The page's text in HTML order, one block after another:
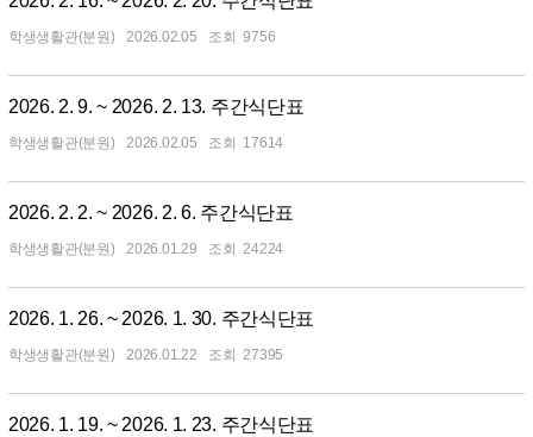
학생생활관(분원) 2026.02.05 9756
2026. 2. 9. ~ 2026. 2. 13. 주간식단표
학생생활관(분원) 2026.02.05 17614
2026. 2. 2. ~ 2026. 2. 6. 주간식단표
학생생활관(분원) 2026.01.29 24224
2026. 1. 26. ~ 2026. 1. 30. 주간식단표
학생생활관(분원) 2026.01.22 27395
2026. 1. 19. ~ 2026. 1. 23. 주간식단표